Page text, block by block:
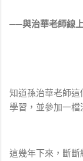
──與治華老師線
知道孫治華老師這
學習，並參加一檔
這幾年下來，斷